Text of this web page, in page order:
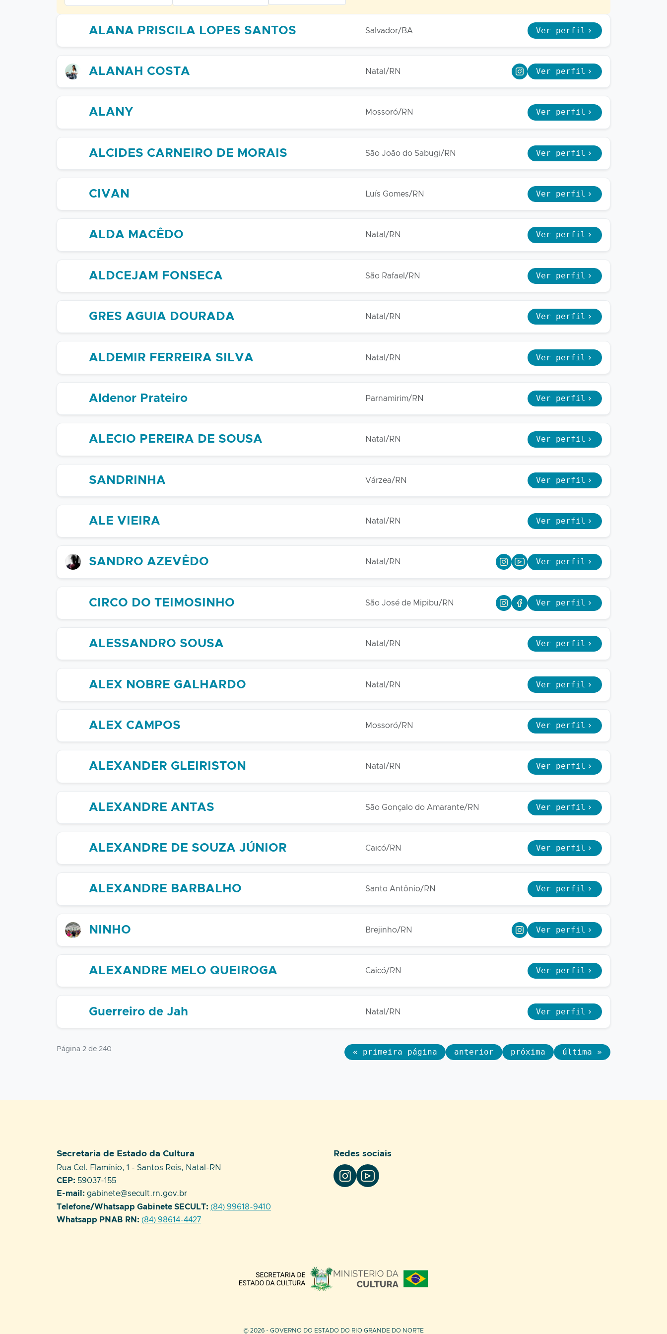
ALANA PRISCILA LOPES SANTOS Salvador/BA Ver perfil
ALANAH COSTA Natal/RN Ver perfil
ALANY Mossoró/RN Ver perfil
ALCIDES CARNEIRO DE MORAIS São João do Sabugi/RN Ver perfil
CIVAN Luís Gomes/RN Ver perfil
ALDA MACÊDO Natal/RN Ver perfil
ALDCEJAM FONSECA São Rafael/RN Ver perfil
GRES AGUIA DOURADA Natal/RN Ver perfil
ALDEMIR FERREIRA SILVA Natal/RN Ver perfil
Aldenor Prateiro Parnamirim/RN Ver perfil
ALECIO PEREIRA DE SOUSA Natal/RN Ver perfil
SANDRINHA Várzea/RN Ver perfil
ALE VIEIRA Natal/RN Ver perfil
SANDRO AZEVÊDO Natal/RN Ver perfil
CIRCO DO TEIMOSINHO São José de Mipibu/RN Ver perfil
ALESSANDRO SOUSA Natal/RN Ver perfil
ALEX NOBRE GALHARDO Natal/RN Ver perfil
ALEX CAMPOS Mossoró/RN Ver perfil
ALEXANDER GLEIRISTON Natal/RN Ver perfil
ALEXANDRE ANTAS São Gonçalo do Amarante/RN Ver perfil
ALEXANDRE DE SOUZA JÚNIOR Caicó/RN Ver perfil
ALEXANDRE BARBALHO Santo Antônio/RN Ver perfil
NINHO Brejinho/RN Ver perfil
ALEXANDRE MELO QUEIROGA Caicó/RN Ver perfil
Guerreiro de Jah Natal/RN Ver perfil
Página 2 de 240 « primeira página anterior próxima última »
Setor responsável:
Secretaria de Estado da Cultura
Endereço:
Rua Cel. Flamínio, 1 - Santos Reis, Natal-RN
CEP: 59037-155
E-mail: gabinete@secult.rn.gov.br
Telefone/Whatsapp Gabinete SECULT: (84) 99618-9410
Whatsapp PNAB RN: (84) 98614-4427
Redes sociais
Parceiros
© 2026 - GOVERNO DO ESTADO DO RIO GRANDE DO NORTE